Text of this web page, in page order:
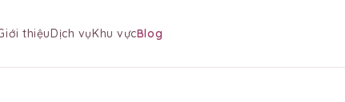
thiệuDịch vụKhu vựcBlog